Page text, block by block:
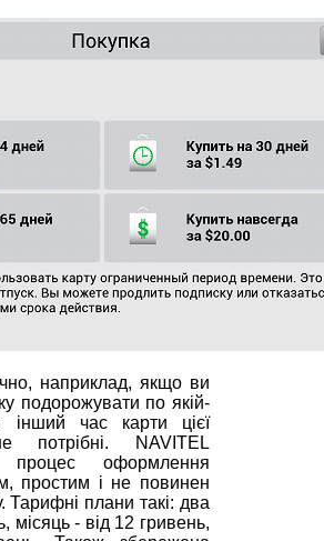
наприклад, якщо ви
подорожувати по якій-
інший час карти цієї
NAVITEL
оформлення
простим і не повинен
Тарифні плани такі: два
місяць - від 12 гривень,